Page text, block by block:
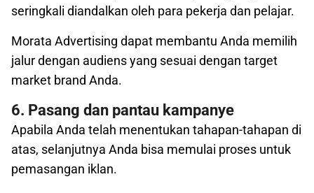
seringkali diandalkan oleh para pekerja dan pelajar.
Morata Advertising dapat membantu Anda memilih
jalur dengan audiens yang sesuai dengan target
market brand Anda.
6. Pasang dan pantau kampanye
Apabila Anda telah menentukan tahapan-tahapan di
atas, selanjutnya Anda bisa memulai proses untuk
pemasangan iklan.